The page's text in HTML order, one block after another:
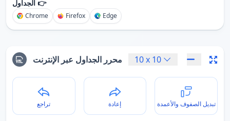
الجداول 👉
Chrome Firefox Edge
محرر الجداول عبر الإنترنت 10x 10
تراجع إعادة تبديل الصفوف والأعمدة